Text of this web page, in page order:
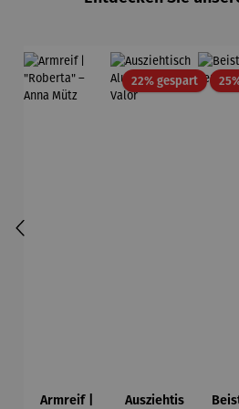
Armreif |
22% gespartRabatt
Ausziehtis